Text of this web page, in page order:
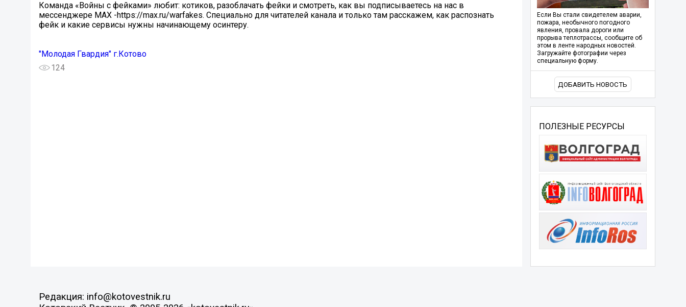
Команда «Войны с фейками» любит: котиков, разоблачать фейки и смотреть, как вы подписываетесь на нас в
мессенджере MAX -https://max.ru/warfakes. Специально для читателей канала и только там расскажем, как распознать
фейк и какие сервисы нужны начинающему осинтеру.
"Молодая Гвардия" г.Котово
124
Если Вы стали свидетелем аварии,
пожара, необычного погодного
явления, провала дороги или
прорыва теплотрассы, сообщите об
этом в ленте народных новостей.
Загружайте фотографии через
специальную форму.
ДОБАВИТЬ НОВОСТЬ
ПОЛЕЗНЫЕ РЕСУРСЫ
Редакция: info@kotovestnik.ru